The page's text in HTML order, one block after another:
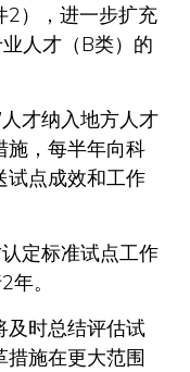
2），进一步扩充
人才（B类）的
才纳入地方人才
施，每半年向科
试点成效和工作
定标准试点工作
。
及时总结评估试
措施在更大范围